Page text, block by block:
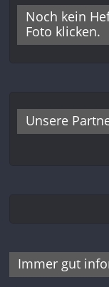
Noch kein
Foto klicken.
Unsere
Immer gut